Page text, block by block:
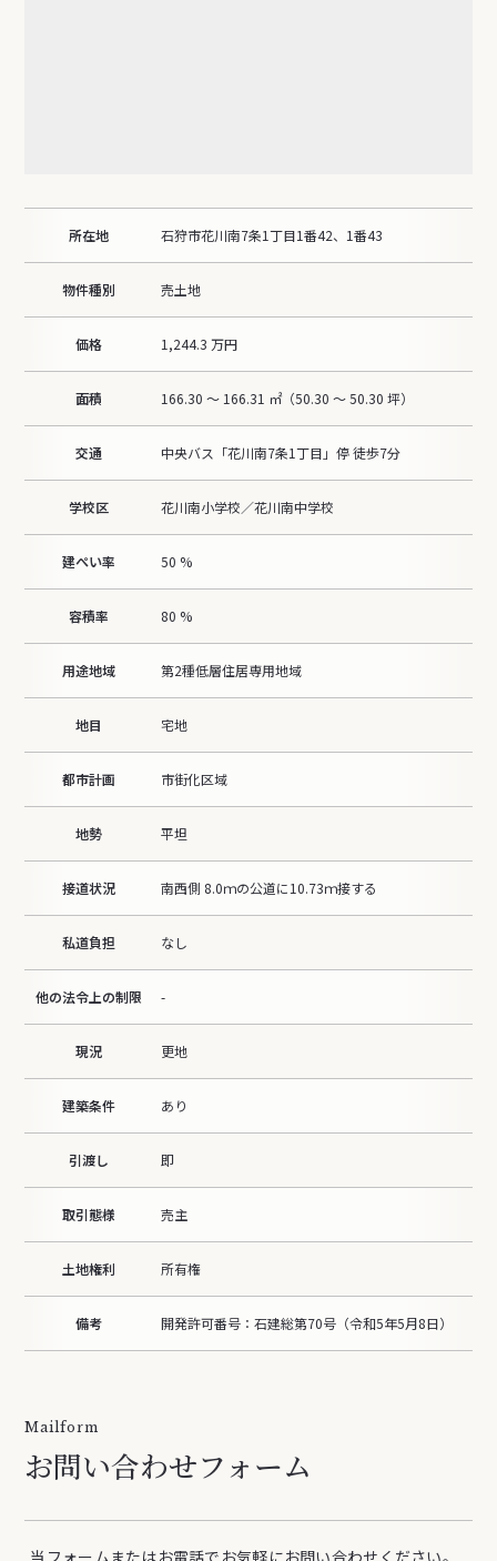
所在地 石狩市花川南7条1丁目1番42、1番43
物件種別 売土地
価格 1,244.3 万円
面積 166.30 ～ 166.31 ㎡（50.30 ～ 50.30 坪）
交通 中央バス「花川南7条1丁目」停 徒歩7分
学校区 花川南小学校／花川南中学校
建ぺい率 50 %
容積率 80 %
用途地域 第2種低層住居専用地域
地目 宅地
都市計画 市街化区域
地勢 平坦
接道状況 南西側 8.0ｍの公道に10.73ｍ接する
私道負担 なし
他の法令上の制限 -
現況 更地
建築条件 あり
引渡し 即
取引態様 売主
土地権利 所有権
備考 開発許可番号：石建総第70号（令和5年5月8日）
Mailform
お問い合わせフォーム
当フォームまたはお電話で お気軽にお問い合わせください。